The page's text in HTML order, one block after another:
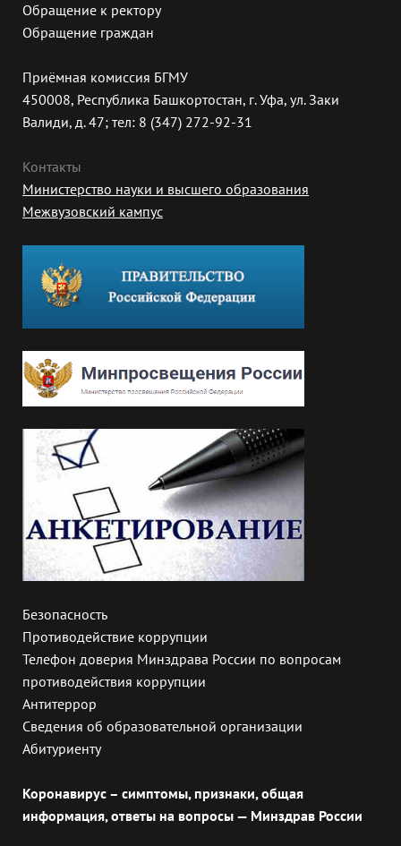
Обращение к ректору
Обращение граждан
Приёмная комиссия БГМУ
450008, Республика Башкортостан, г. Уфа, ул. Заки
Валиди, д. 47; тел: 8 (347) 272-92-31
Контакты
Министерство науки и высшего образования
Межвузовский кампус
Безопасность
Противодействие коррупции
Телефон доверия Минздрава России по вопросам
противодействия коррупции
Антитеррор
Сведения об образовательной организации
Абитуриенту
Коронавирус – симптомы, признаки, общая
информация, ответы на вопросы — Минздрав России